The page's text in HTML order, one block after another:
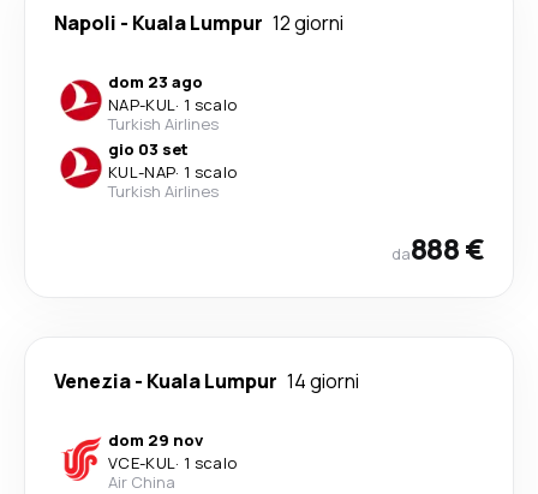
Napoli - Kuala Lumpur 12 giorni
dom 23 ago
NAP-KUL· 1 scalo
Turkish Airlines
gio 03 set
KUL-NAP· 1 scalo
Turkish Airlines
da888 €
Venezia- Kuala Lumpur 14 giorni
dom 29 nov
VCE-KUL· 1 scalo
Air China